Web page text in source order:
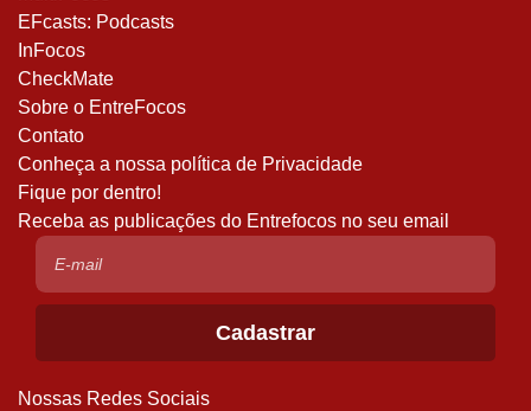
EFcasts: Podcasts
InFocos
CheckMate
Sobre o EntreFocos
Contato
Conheça a nossa política de Privacidade
Fique por dentro!
Receba as publicações do Entrefocos no seu email
Nossas Redes Sociais